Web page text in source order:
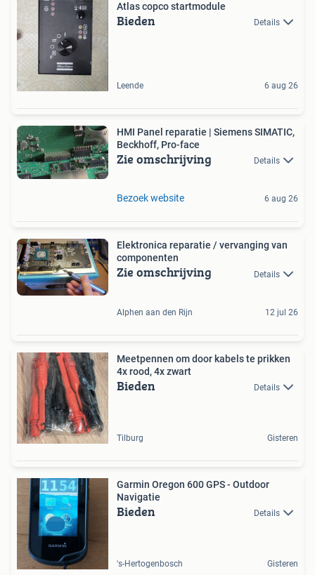
Atlas copco startmodule
Bieden Details
Leende 6 aug 26
HMI Panel reparatie | Siemens SIMATIC,
Beckhoff, Pro-face
Zie omschrijving Details
Bezoek website 6 aug 26
Elektronica reparatie / vervanging van
componenten
Zie omschrijving Details
Alphen aan den Rijn 12 jul 26
Meetpennen om door kabels te prikken
4x rood, 4x zwart
Bieden Details
Tilburg Gisteren
Garmin Oregon 600 GPS - Outdoor
Navigatie
Bieden Details
's-Hertogenbosch Gisteren